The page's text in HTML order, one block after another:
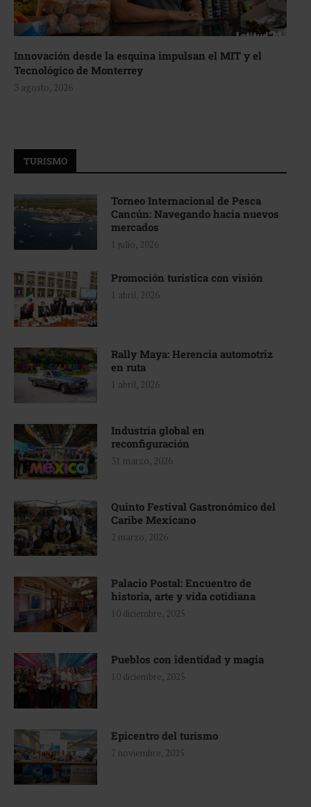
Innovación desde la esquina impulsan el MIT y el
Tecnológico de Monterrey
3 agosto, 2026
TURISMO
Torneo Internacional de Pesca
Cancún: Navegando hacia nuevos
mercados
1 julio, 2026
Promoción turística con visión
1 abril, 2026
Rally Maya: Herencia automotriz
en ruta
1 abril, 2026
Industria global en
reconfiguración
31 marzo, 2026
Quinto Festival Gastronómico del
Caribe Mexicano
2 marzo, 2026
Palacio Postal: Encuentro de
historia, arte y vida cotidiana
10 diciembre, 2025
Pueblos con identidad y magia
10 diciembre, 2025
Epicentro del turismo
7 noviembre, 2025